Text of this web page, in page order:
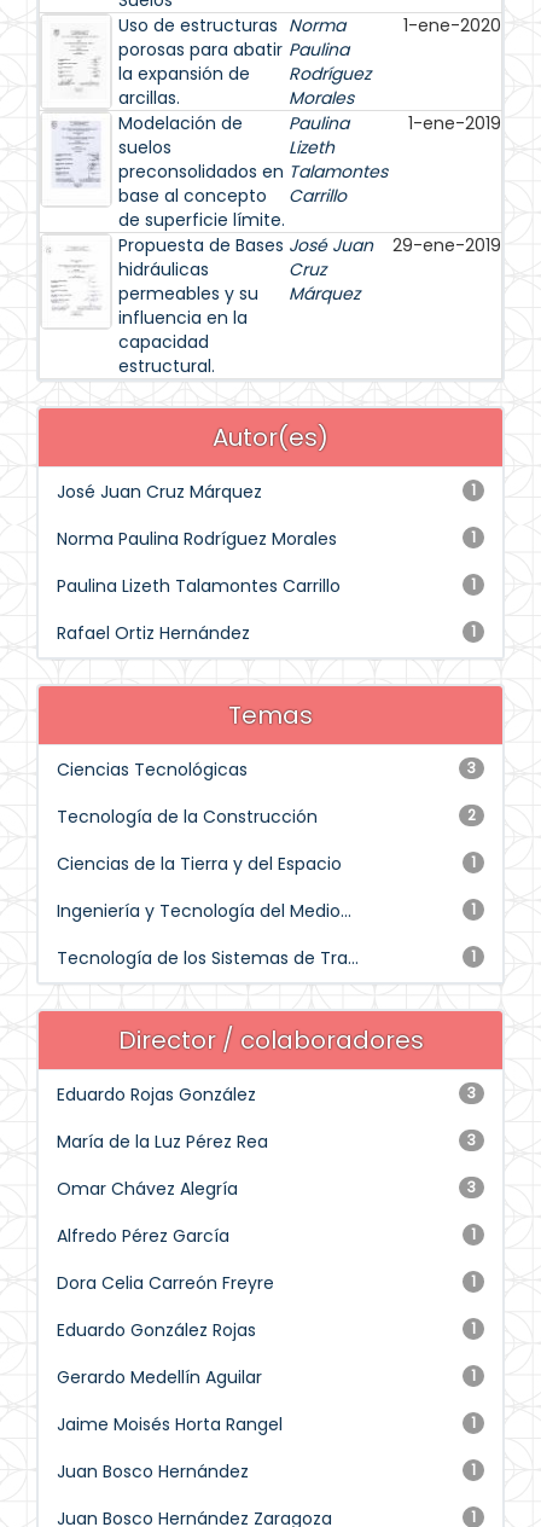
Uso de estructuras
porosas para abatir
la expansión de
arcillas.
Norma
Paulina
Rodríguez
Morales
1-ene-2020
Modelación de
suelos
preconsolidados en
base al concepto
de superficie límite.
Paulina
Lizeth
Talamontes
Carrillo
1-ene-2019
Propuesta de Bases
hidráulicas
permeables y su
influencia en la
capacidad
estructural.
José Juan
Cruz
Márquez
29-ene-2019
Autor(es)
1
José Juan Cruz Márquez
1
Norma Paulina Rodríguez Morales
1
Paulina Lizeth Talamontes Carrillo
1
Rafael Ortiz Hernández
Temas
3
Ciencias Tecnológicas
2
Tecnología de la Construcción
1
Ciencias de la Tierra y del Espacio
1
Ingeniería y Tecnología del Medio...
1
Tecnología de los Sistemas de Tra...
Director / colaboradores
3
Eduardo Rojas González
3
María de la Luz Pérez Rea
3
Omar Chávez Alegría
1
Alfredo Pérez García
1
Dora Celia Carreón Freyre
1
Eduardo González Rojas
1
Gerardo Medellín Aguilar
1
Jaime Moisés Horta Rangel
1
Juan Bosco Hernández
1
Juan Bosco Hernández Zaragoza